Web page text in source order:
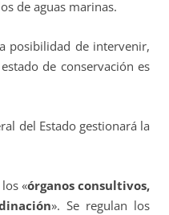
de aguas marinas.
posibilidad de intervenir,
de conservación es
del Estado gestionará la
«órganos consultivos,
». Se regulan los